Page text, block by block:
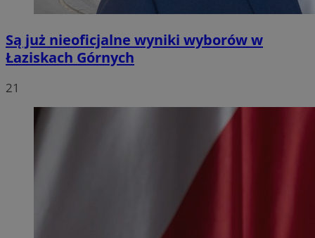
Są już nieoficjalne wyniki wyborów w
Łaziskach Górnych
21